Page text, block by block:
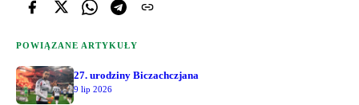
POWIĄZANE ARTYKUŁY
27. urodziny Biczachczjana
9 lip 2026